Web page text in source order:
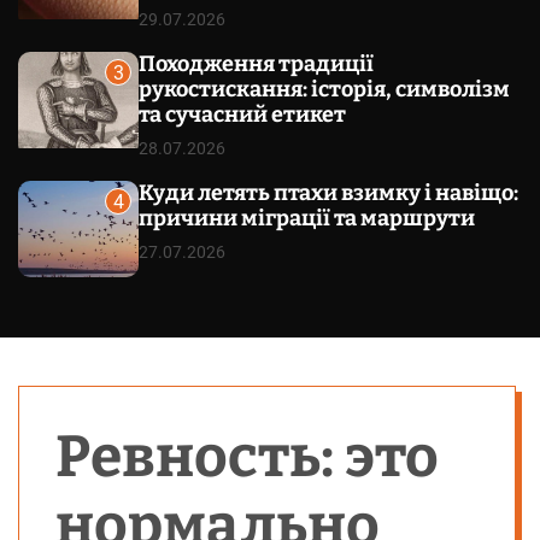
29.07.2026
3
Походження традиції
рукостискання: історія, символізм
та сучасний етикет
28.07.2026
4
Куди летять птахи взимку і навіщо:
причини міграції та маршрути
27.07.2026
Ревность: это
нормально